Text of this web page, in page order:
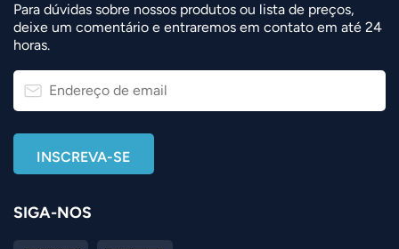
Para dúvidas sobre nossos produtos ou lista de preços,
deixe um comentário e entraremos em contato em até 24
horas.
SIGA-NOS